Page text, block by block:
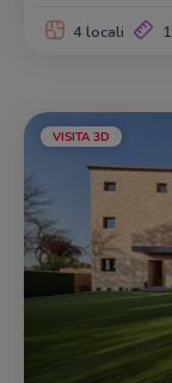
4 locali
VISITA 3D